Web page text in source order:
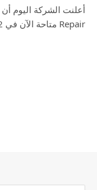
Repair متاحة الآن في 32 دولة أوروبية. ويأتي ذلك بعد إطلاق…